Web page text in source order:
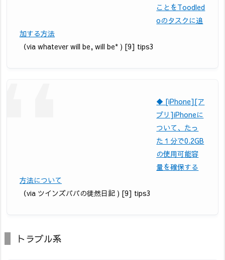
ことをToodled
oのタスクに追
加する方法
（via whatever will be, will be* ) [9] tips3
◆ [iPhone][ア
プリ]iPhoneに
ついて、たっ
た１分で0.2GB
の使用可能容
量を確保する
方法について
（via ツインズパパの徒然日記 ) [9] tips3
トラブル系